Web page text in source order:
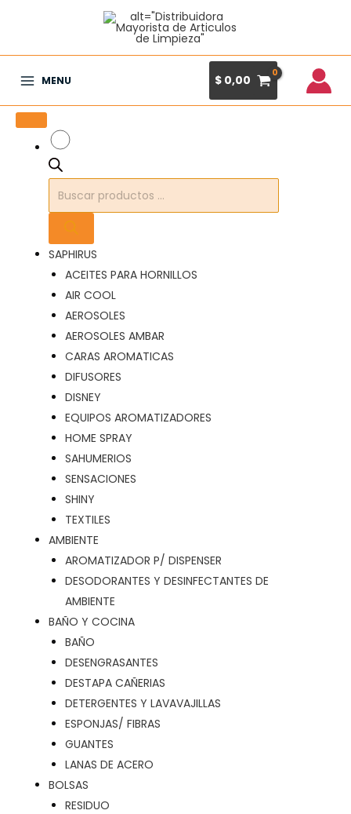
Menu
MENU $ 0,00
Búsqueda
de
SAPHIRUS
ACEITES PARA HORNILLOS
AIR COOL
AEROSOLES
AEROSOLES AMBAR
CARAS AROMATICAS
DIFUSORES
DISNEY
EQUIPOS AROMATIZADORES
HOME SPRAY
SAHUMERIOS
SENSACIONES
SHINY
TEXTILES
AMBIENTE
AROMATIZADOR P/ DISPENSER
DESODORANTES Y DESINFECTANTES DE
AMBIENTE
BAÑO Y COCINA
BAÑO
DESENGRASANTES
DESTAPA CAÑERIAS
DETERGENTES Y LAVAVAJILLAS
ESPONJAS/ FIBRAS
GUANTES
LANAS DE ACERO
BOLSAS
RESIDUO